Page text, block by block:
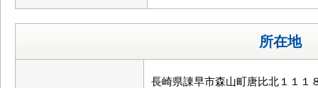
所在地
長崎県諌早市森山町唐比北１１１